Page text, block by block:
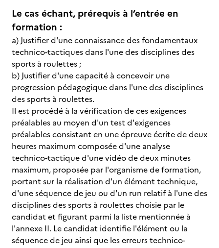
Le cas échant, prérequis à l’entrée en
formation :
a) Justifier d'une connaissance des fondamentaux
technico-tactiques dans l'une des disciplines des
sports à roulettes ;
b) Justifier d'une capacité à concevoir une
progression pédagogique dans l'une des disciplines
des sports à roulettes.
Il est procédé à la vérification de ces exigences
préalables au moyen d'un test d'exigences
préalables consistant en une épreuve écrite de deux
heures maximum composée d'une analyse
technico-tactique d'une vidéo de deux minutes
maximum, proposée par l'organisme de formation,
portant sur la réalisation d'un élément technique,
d'une séquence de jeu ou d'un run relatif à l'une des
disciplines des sports à roulettes choisie par le
candidat et figurant parmi la liste mentionnée à
l'annexe II. Le candidat identifie l'élément ou la
séquence de jeu ainsi que les erreurs technico-